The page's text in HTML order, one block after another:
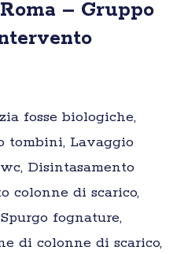
– Gruppo
fosse biologiche,
tombini, Lavaggio
Disintasamento
colonne di scarico,
fognature,
di colonne di scarico,